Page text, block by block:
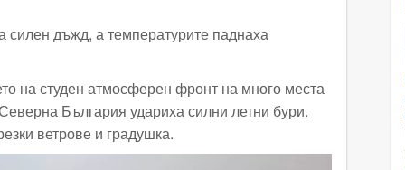
силен дъжд, а температурите паднаха
на студен атмосферен фронт на много места
България удариха силни летни бури.
ветрове и градушка.